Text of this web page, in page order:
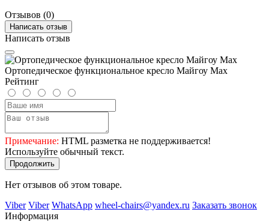
Отзывов (0)
Написать отзыв
Написать отзыв
Ортопедическое функциональное кресло Майгоу Max
Рейтинг
Примечание: HTML разметка не поддерживается!
Используйте обычный текст.
Продолжить
Нет отзывов об этом товаре.
Viber Viber WhatsApp wheel-chairs@yandex.ru Заказать звонок
Информация